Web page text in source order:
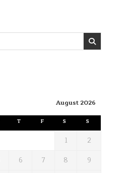
August 2026
T F S S
1
2
6 7 8
9